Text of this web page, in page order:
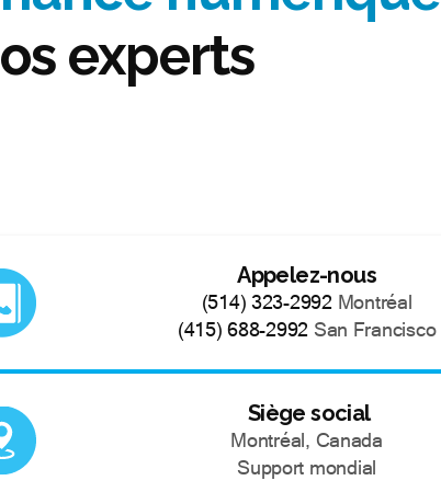
experts
Appelez-nous
(514) 323-2992 Montréal
(415) 688-2992 San Francisco
Siège social
Montréal, Canada
Support mondial